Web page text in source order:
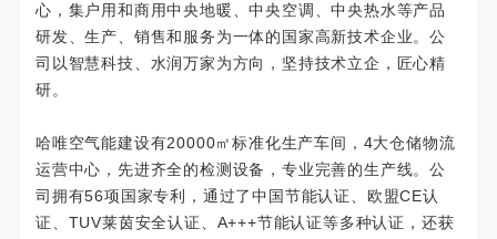
心，集户用和商用中央地暖、中央空调、中央热水等产品
研发、生产、销售和服务为一体的国家高新技术企业。公
司以智慧科技、水润万家为方向，坚持技术立企，匠心精
研。
哈唯空气能建设有20000㎡标准化生产车间，4大仓储物流
运营中心，先进齐全的检测设备，专业完善的生产线。公
司拥有56项国家专利，通过了中国节能认证、欧盟CE认
证、TUV莱茵安全认证、A+++节能认证等多种认证，还获